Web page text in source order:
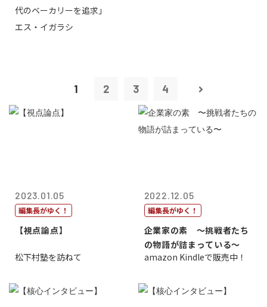
代のベーカリーを追求」
エス・イガラシ
1 2 3 4
2023.01.05
編集長がゆく！
【視点論点】
松下村塾を訪ねて
2022.12.05
編集長がゆく！
企業家の素 〜挑戦者たち
の物語が詰まっている〜
amazon Kindleで販売中！